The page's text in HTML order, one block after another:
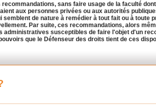
sans faire usage de la faculté
aux personnes privées ou aux autorités
de nature à remédier à tout fait ou à toute
Par suite, ces recommandations, alors
administratives susceptibles de faire l'objet d'un
que le Défenseur des droits tient de ces